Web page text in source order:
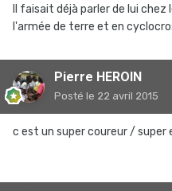
Il faisait déjà parler de lui
l'armée de terre et en
Pierre HEROIN
Posté le 22 avril 2015
c est un super coureur / super